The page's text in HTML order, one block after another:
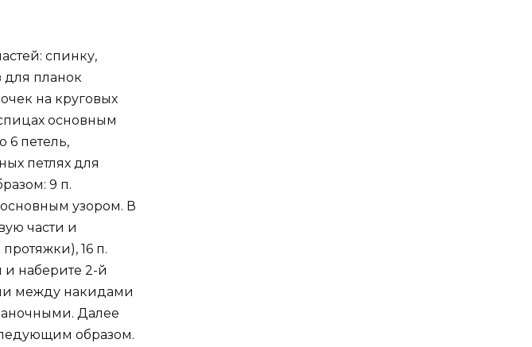
спинку,
планок
на круговых
основным
6 петель,
петлях для
9 п.
узором. В
части и
16 п.
наберите 2-й
между накидами
Далее
образом.